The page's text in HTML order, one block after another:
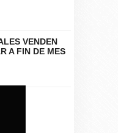
VENDEN
A FIN DE MES